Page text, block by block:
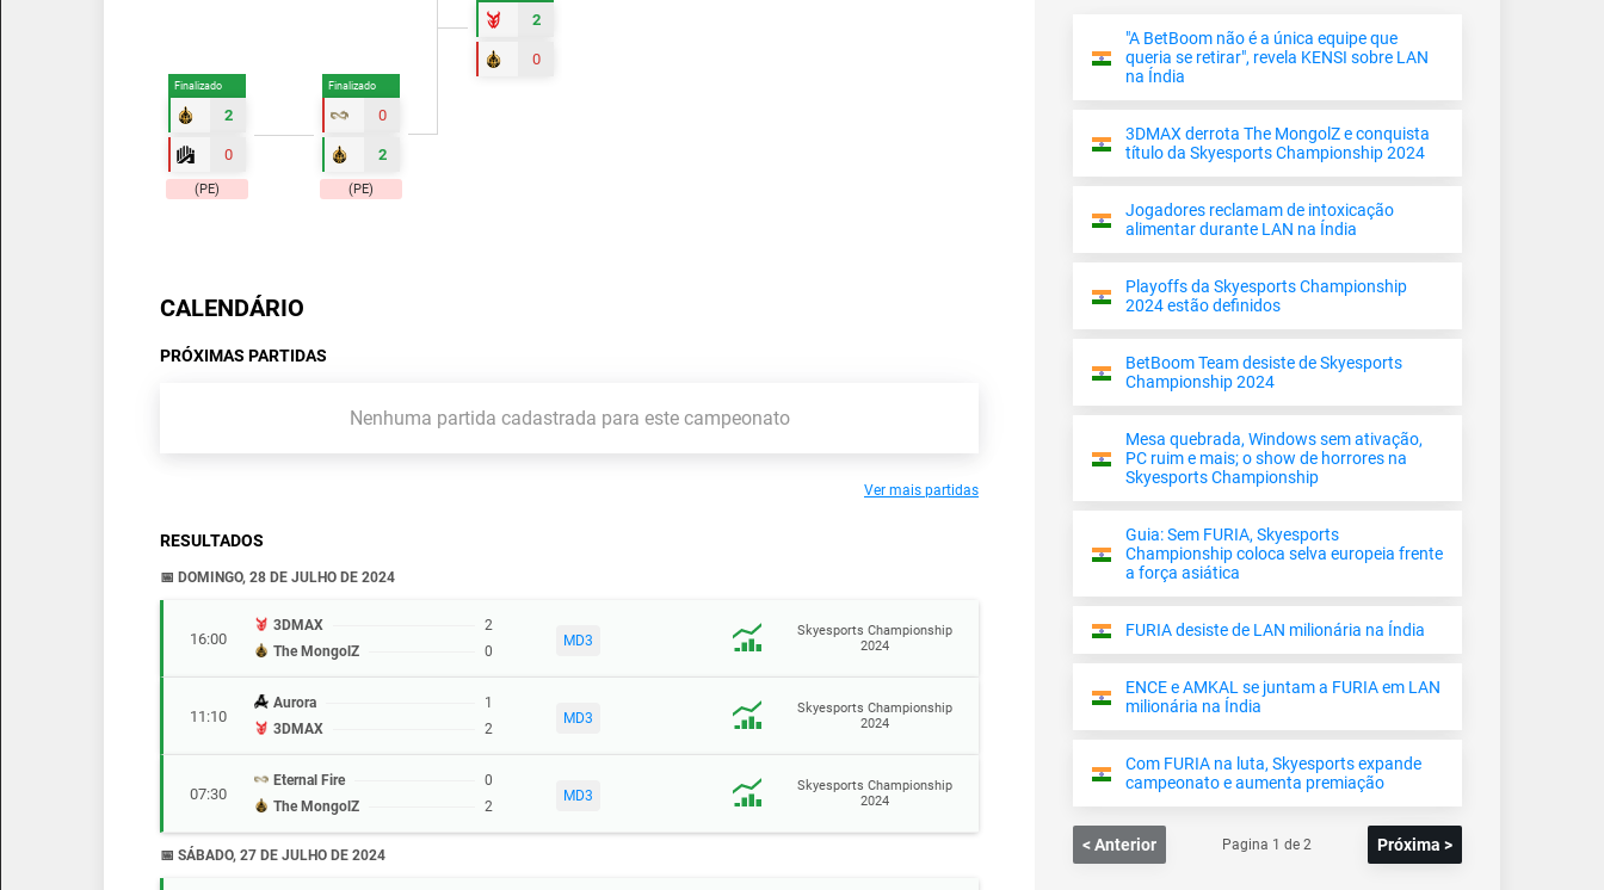
2
0
Finalizado
0
2
(PE)
Finalizado
2
0
(PE)
CALENDÁRIO
PRÓXIMAS PARTIDAS
Nenhuma partida cadastrada para este campeonato
Ver mais partidas
RESULTADOS
📅 DOMINGO, 28 DE JULHO DE 2024
16:00
3DMAX
2
The MongolZ
0
MD3
Skyesports Championship
2024
11:10
Aurora
1
3DMAX
2
MD3
Skyesports Championship
2024
07:30
Eternal Fire
0
The MongolZ
2
MD3
Skyesports Championship
2024
📅 SÁBADO, 27 DE JULHO DE 2024
"A BetBoom não é a única equipe que
queria se retirar", revela KENSI sobre LAN
na Índia
3DMAX derrota The MongolZ e conquista
título da Skyesports Championship 2024
Jogadores reclamam de intoxicação
alimentar durante LAN na Índia
Playoffs da Skyesports Championship
2024 estão definidos
BetBoom Team desiste de Skyesports
Championship 2024
Mesa quebrada, Windows sem ativação,
PC ruim e mais; o show de horrores na
Skyesports Championship
Guia: Sem FURIA, Skyesports
Championship coloca selva europeia frente
a força asiática
FURIA desiste de LAN milionária na Índia
ENCE e AMKAL se juntam a FURIA em LAN
milionária na Índia
Com FURIA na luta, Skyesports expande
campeonato e aumenta premiação
< Anterior Pagina 1 de 2 Próxima >